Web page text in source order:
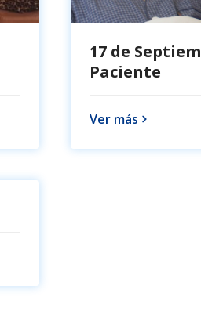
17 de
Paciente
Ver más